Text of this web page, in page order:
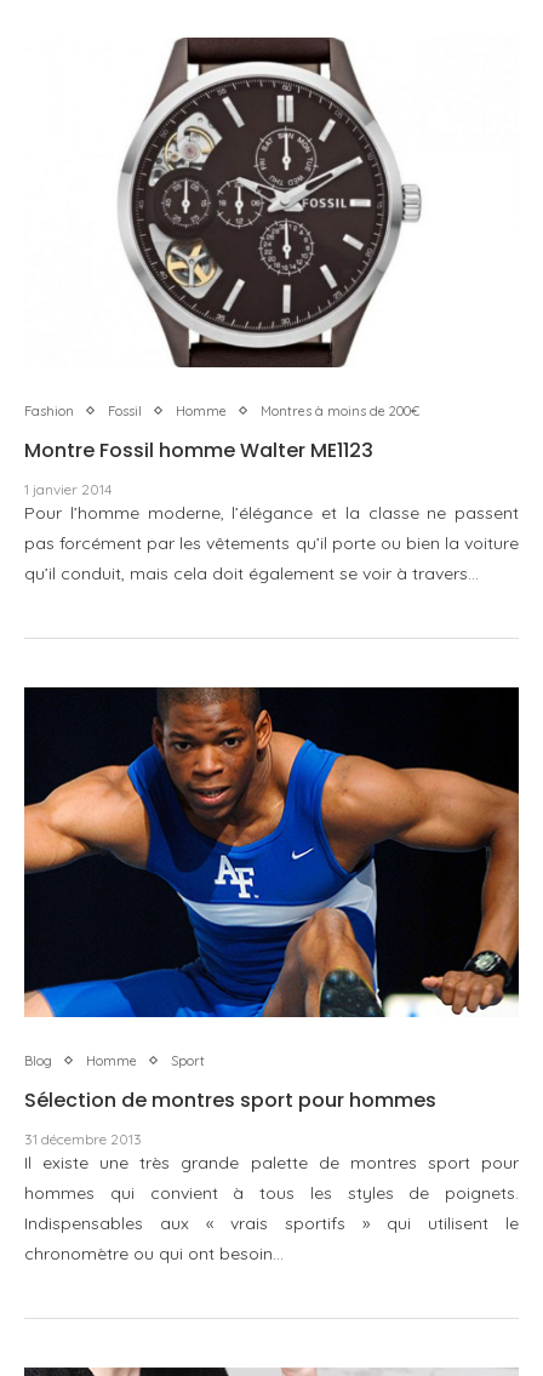
Fashion Fossil Homme Montres à moins de 200€
Montre Fossil homme Walter ME1123
1 janvier 2014
Pour l’homme moderne, l’élégance et la classe ne passent
pas forcément par les vêtements qu’il porte ou bien la voiture
qu’il conduit, mais cela doit également se voir à travers…
Blog Homme Sport
Sélection de montres sport pour hommes
31 décembre 2013
Il existe une très grande palette de montres sport pour
hommes qui convient à tous les styles de poignets.
Indispensables aux « vrais sportifs » qui utilisent le
chronomètre ou qui ont besoin…